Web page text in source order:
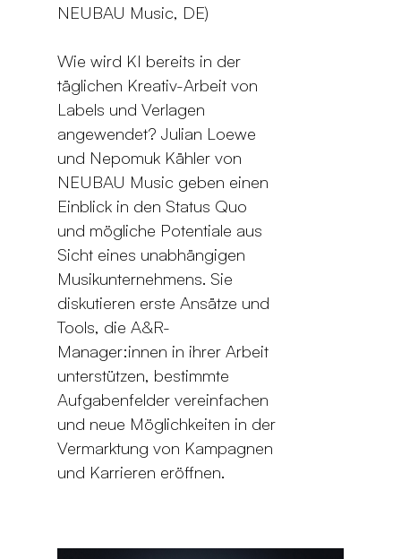
NEUBAU Music, DE)
Wie wird KI bereits in der
täglichen Kreativ-Arbeit von
Labels und Verlagen
angewendet? Julian Loewe
und Nepomuk Kähler von
NEUBAU Music geben einen
Einblick in den Status Quo
und mögliche Potentiale aus
Sicht eines unabhängigen
Musikunternehmens. Sie
diskutieren erste Ansätze und
Tools, die A&R-
Manager:innen in ihrer Arbeit
unterstützen, bestimmte
Aufgabenfelder vereinfachen
und neue Möglichkeiten in der
Vermarktung von Kampagnen
und Karrieren eröffnen.